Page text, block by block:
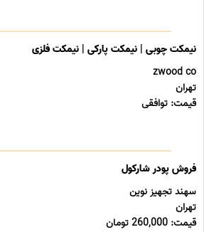
نیمکت چوبی | نیمکت پارکی | نیمکت فلزی
zwood co
تهران
قیمت: توافقی
فروش پودر شارکول
سهند تجهیز نوین
تهران
قیمت: 260,000 تومان